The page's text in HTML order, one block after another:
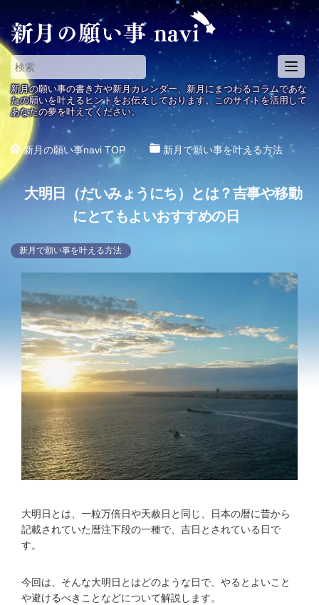
T
o
g
g
e
v
i
o
新月の願い事の書き方や新月カレンダー、新月にまつわるコラムであな
たの願いを叶えるヒントをお伝えしております。このサイトを活用して
あなたの夢を叶えてください。
新月の願い事navi TOP 新月で願い事を叶える方法
大明日（だいみょうにち）とは？吉事や移動
にとてもよいおすすめの日
新月で願い事を叶える方法
大明日とは、一粒万倍日や天赦日と同じ、日本の暦に昔から
記載されていた暦注下段の一種で、吉日とされている日で
す。
今回は、そんな大明日とはどのような日で、やるとよいこと
や避けるべきことなどについて解説します。